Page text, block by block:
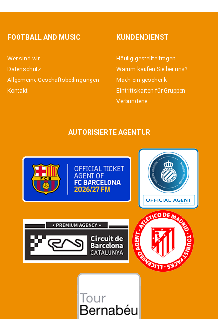
FOOTBALL AND MUSIC
Wer sind wir
Datenschutz
Allgemeine Geschäftsbedingungen
Kontakt
KUNDENDIENST
Häufig gestellte fragen
Warum kaufen Sie bei uns?
Mach ein geschenk
Eintrittskarten für Gruppen
Verbundene
AUTORISIERTE AGENTUR